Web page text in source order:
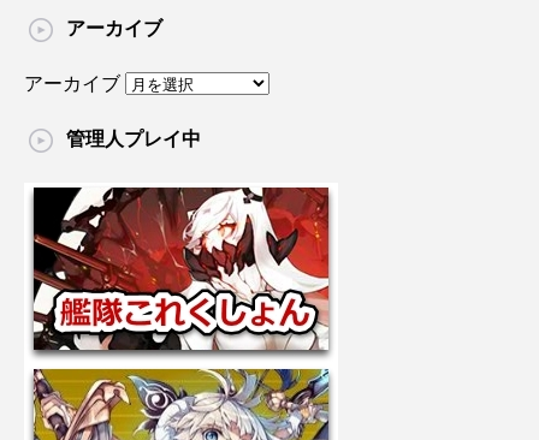
アーカイブ
アーカイブ
管理人プレイ中